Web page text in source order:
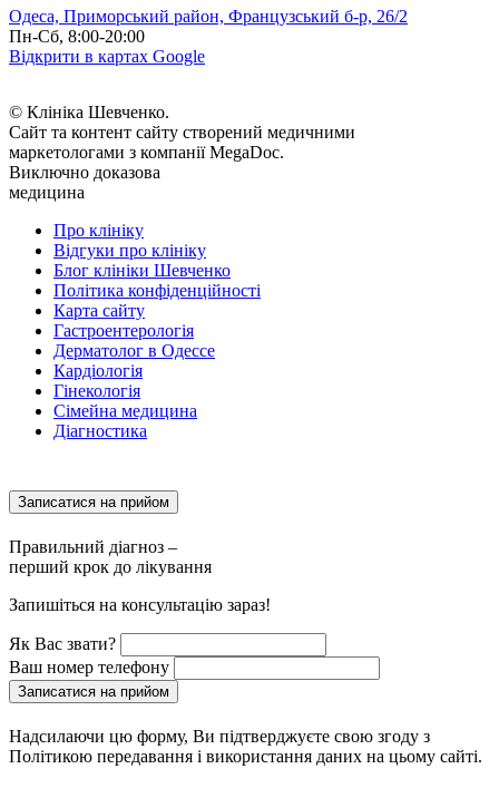
Одеса, Приморський район, Французський б-р, 26/2
Пн-Сб, 8:00-20:00
Відкрити в картах Google
© Клініка Шевченко.
Сайт та контент сайту створений медичними
маркетологами з компанії MegaDoc.
Виключно доказова
медицина
Про клініку
Відгуки про клініку
Блог клініки Шевченко
Політика конфіденційності
Карта сайту
Гастроентерологія
Дерматолог в Одессе
Кардіологія
Гінекологія
Сімейна медицина
Діагностика
Записатися на прийом
Правильний діагноз –
перший крок до лікування
Запишіться на консультацію зараз!
Як Вас звати?
Ваш номер телефону
Записатися на прийом
Надсилаючи цю форму, Ви підтверджуєте свою згоду з
Політикою передавання і використання даних на цьому сайті.